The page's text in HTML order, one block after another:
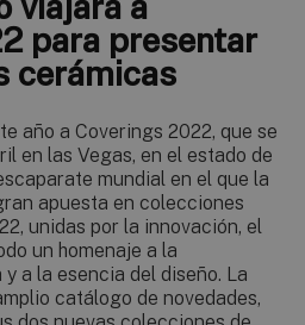
para presentar
cerámicas
año a Coverings 2022, que se
en las Vegas, en el estado de
mundial en el que la
apuesta en colecciones
unidas por la innovación, el
un homenaje a la
a la esencia del diseño. La
catálogo de novedades,